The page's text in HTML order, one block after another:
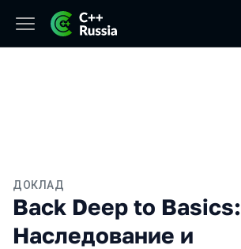
ДОКЛАД
Back Deep to Basics:
Наследование и